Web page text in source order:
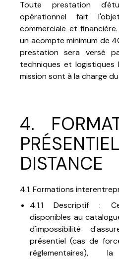
Toute prestation
opérationnel fait
commerciale et
un acompte minimum de
prestation sera versé
techniques et
mission sont à la charge
4.
DISTANCE
4.1. Formations
4.1.1 Descriptif :
disponibles au
d'impossibilité
présentiel (cas de
réglementaires),